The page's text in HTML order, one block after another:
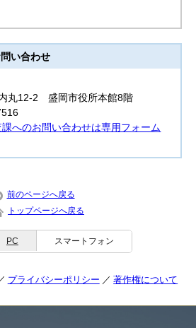
い合わせ
丸12-2 盛岡市役所本館8階
へのお問い合わせは専用フォーム
前のページへ戻る
トップページへ戻る
PC スマートフォン
プライバシーポリシー 著作権について